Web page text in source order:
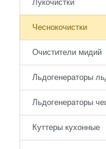
Лукочистки
Чеснокочистки
Очистители мидий
Льдогенераторы
Льдогенераторы
Куттеры кухонные